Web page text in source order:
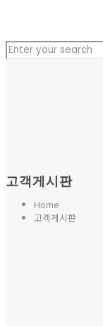
고객게시판
Home
고객게시판